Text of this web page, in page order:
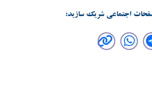
اجتماعی شریک سازید: